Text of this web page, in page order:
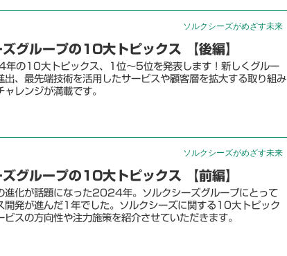
ソルクシーズがめざす未来
グループの10大トピックス 【後編】
の10大トピックス、1位～5位を発表します！新しくグルー
出、最先端技術を活用したサービスや顧客層を拡大する取り組み
レンジが満載です。
ソルクシーズがめざす未来
グループの10大トピックス 【前編】
進化が話題になった2024年。ソルクシーズグループにとって
開発が進んだ1年でした。ソルクシーズに関する10大トピック
スの方向性や注力施策を紹介させていただきます。